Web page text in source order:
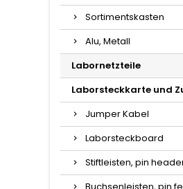
Sortimentskasten
Alu, Metall
Labornetzteile
Laborsteckkarte und
Jumper Kabel
Laborsteckboard
Stiftleisten, pin